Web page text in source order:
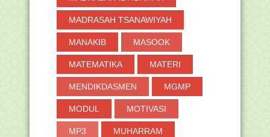
2018(264)
►2016(2)
MADRASAH TSANAWIYAH
MANAKIB MASOOK
MATEMATIKA MATERI
MENDIKDASMEN MGMP
MODUL MOTIVASI
MP3 MUHARRAM